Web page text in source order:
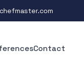
Contact